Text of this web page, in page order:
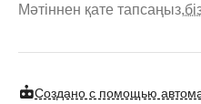
Мәтіннен қате тапсаңыз,
Создано с помощью